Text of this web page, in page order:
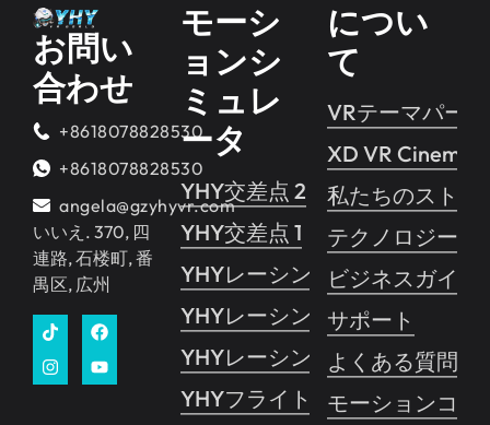
お問い
合わせ
+8618078828530
+8618078828530
angela@gzyhyvr.com
いいえ. 370, 四
連路, 石楼町, 番
禺区, 広州
モーシ
ョンシ
ミュレ
ータ
YHY交差点 2
YHY交差点 1
YHYレーシング
YHYレーシングVR
YHYレーシングプロ
YHYフライト
につい
て
VRテーマパーク
XD VR Cinema
私たちのストー
テクノロジー
ビジネスガイド
サポート
よくある質問
モーションコン